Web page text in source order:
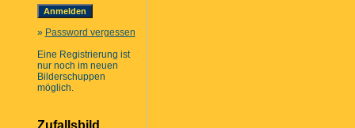
» Password vergessen
Eine Registrierung ist
nur noch im neuen
Bilderschuppen
möglich.
Zufallsbild